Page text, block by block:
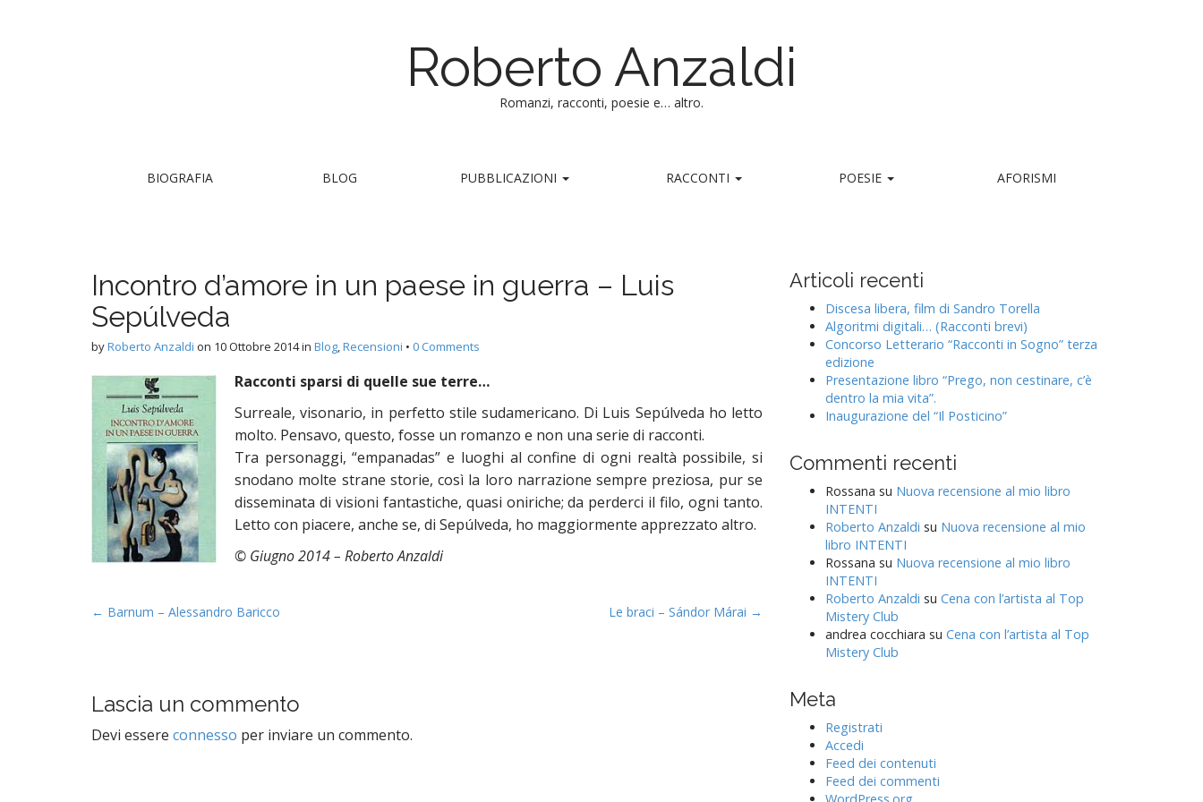
Roberto Anzaldi
Romanzi, racconti, poesie e… altro.
e
n
u
o
c
o
n
t
BIOGRAFIA BLOG PUBBLICAZIONI RACCONTI POESIE AFORISMI
Incontro d’amore in un paese in guerra – Luis
Sepúlveda
byRoberto Anzaldi on 10 Ottobre 2014in Blog,Recensioni • 0 Comments
Racconti sparsi di quelle sue terre…
Surreale, visonario, in perfetto stile sudamericano. Di Luis Sepúlveda ho letto
molto. Pensavo, questo, fosse un romanzo e non una serie di racconti.
Tra personaggi, “empanadas” e luoghi al confine di ogni realtà possibile, si
snodano molte strane storie, così la loro narrazione sempre preziosa, pur se
disseminata di visioni fantastiche, quasi oniriche; da perderci il filo, ogni tanto.
Letto con piacere, anche se, di Sepúlveda, ho maggiormente apprezzato altro.
© Giugno 2014 – Roberto Anzaldi
P
n
a
← Barnum – Alessandro Baricco Le braci – Sándor Márai →
Lascia un commento
Devi essere connesso per inviare un commento.
Articoli recenti
Discesa libera, film di Sandro Torella
Algoritmi digitali… (Racconti brevi)
Concorso Letterario “Racconti in Sogno” terza
edizione
Presentazione libro “Prego, non cestinare, c’è
dentro la mia vita”.
Inaugurazione del “Il Posticino”
Commenti recenti
Rossana su Nuova recensione al mio libro
INTENTI
Roberto Anzaldi su Nuova recensione al mio
libro INTENTI
Rossana su Nuova recensione al mio libro
INTENTI
Roberto Anzaldi su Cena con l’artista al Top
Mistery Club
andrea cocchiara su Cena con l’artista al Top
Mistery Club
Meta
Registrati
Accedi
Feed dei contenuti
Feed dei commenti